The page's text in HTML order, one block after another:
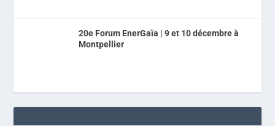
20e Forum EnerGaïa | 9 et 10 décembre à
Montpellier